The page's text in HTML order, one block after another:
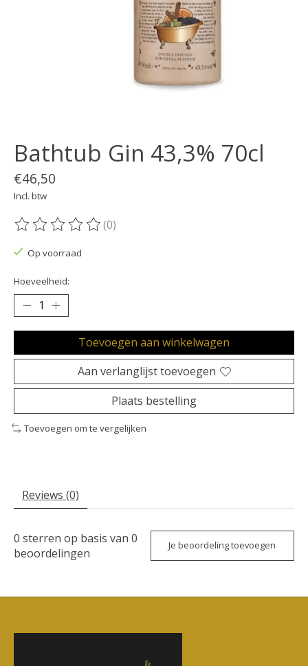
Bathtub Gin 43,3% 70cl
€46,50
Incl. btw
De beoordeling van dit product is
(0)
Op voorraad
Hoeveelheid:
Toevoegen aan winkelwagen
Aan verlanglijst toevoegen
Plaats bestelling
Toevoegen om te vergelijken
Reviews (0)
0 sterren op basis van 0
beoordelingen
Je beoordeling toevoegen